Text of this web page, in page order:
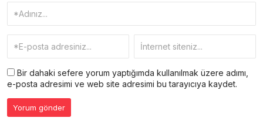
Bir dahaki sefere yorum yaptığımda kullanılmak üzere adımı,
e-posta adresimi ve web site adresimi bu tarayıcıya kaydet.